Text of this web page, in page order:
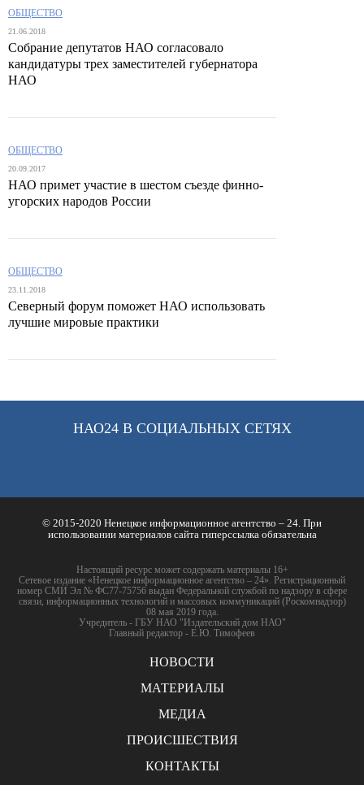
ОБЩЕСТВО
21.06.2018
Собрание депутатов НАО согласовало
кандидатуры трех заместителей губернатора
НАО
ОБЩЕСТВО
20.09.2017
НАО примет участие в шестом съезде финно-
угорских народов России
ОБЩЕСТВО
23.11.2018
Северный форум поможет НАО использовать
лучшие мировые практики
НАО24 В СОЦИАЛЬНЫХ СЕТЯХ
© 2015-2020 Ненецкое информационное агентство – 24. При
использовании материалов сайта гиперссылка обязательна
Настоящий ресурс может содержать материалы 16+
Сетевое издание «Ненецкое информационное агентство – 24». Регистрационный
номер СМИ Эл № ФС77-75756 выдан Федеральной службой по надзору в сфере
связи, информационных технологий и массовых коммуникаций (Роскомнадзор)
08 мая 2019 года.
Учредитель - ГБУ НАО "Издательский дом НАО"
Главный редактор - Е.Ю. Тимофеев
НОВОСТИ
МАТЕРИАЛЫ
МЕДИА
ПРОИСШЕСТВИЯ
КОНТАКТЫ